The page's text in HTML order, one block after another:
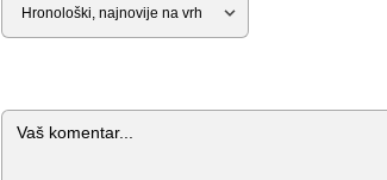
Komentar